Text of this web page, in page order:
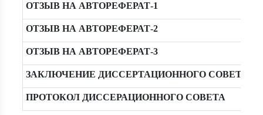
ОТЗЫВ НА АВТОРЕФЕРАТ-1
ОТЗЫВ НА АВТОРЕФЕРАТ-2
ОТЗЫВ НА АВТОРЕФЕРАТ-3
ЗАКЛЮЧЕНИЕ ДИССЕРТАЦИОННОГО СОВЕТА
ПРОТОКОЛ ДИССЕРАЦИОННОГО СОВЕТА